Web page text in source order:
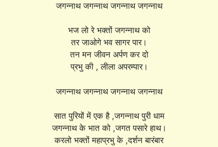
जगन्नाथ जगन्नाथ जगन्नाथ जगन्नाथ
भज लो रे भक्तों जगन्नाथ को
तर जाओगे भव सागर पार।
तन मन जीवन अर्पण कर दो
प्रभु की , लीला अपरम्पार।
जगन्नाथ जगन्नाथ जगन्नाथ जगन्नाथ
सात पुरियों में एक है ,जगन्नाथ पुरी धाम
जगन्नाथ के भात को ,जगत पसारे हाथ।
करलो भक्तों महाप्रभु के ,दर्शन बारंबार